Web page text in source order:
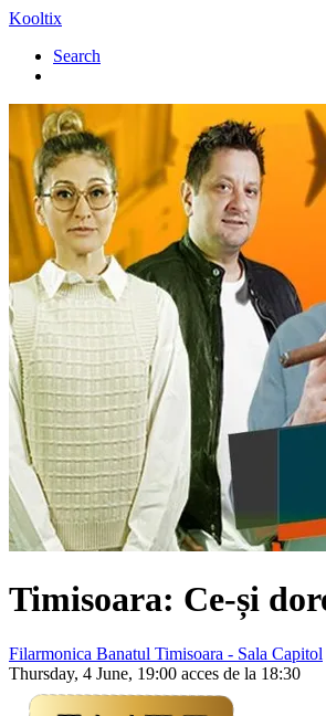
Kooltix
Search
Timisoara: Ce-și
Filarmonica Banatul Timisoara - Sala Capitol
Thursday, 4 June, 19:00 acces de la 18:30